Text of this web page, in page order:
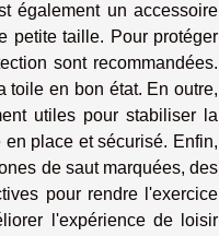
également un accessoire
petite taille. Pour protéger
sont recommandées.
toile en bon état. En outre,
utiles pour stabiliser la
place et sécurisé. Enfin,
de saut marquées, des
pour rendre l'exercice
l'expérience de loisir